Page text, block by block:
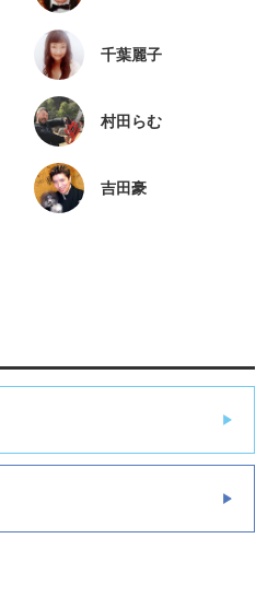
千葉麗子
村田らむ
吉田豪